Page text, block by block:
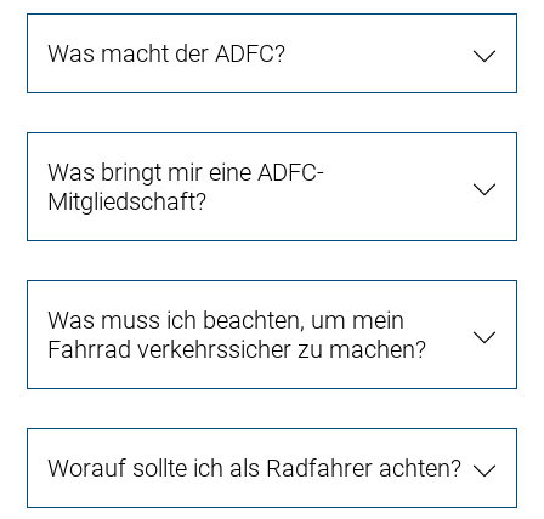
Was macht der ADFC?
Was bringt mir eine ADFC-
Mitgliedschaft?
Was muss ich beachten, um mein
Fahrrad verkehrssicher zu machen?
Worauf sollte ich als Radfahrer achten?